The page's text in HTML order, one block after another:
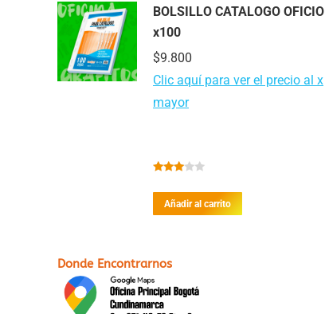
BOLSILLO CATALOGO OFICIO
x100
$9.800
Clic aquí para ver el precio al x
mayor
con
2.82
de 5
Añadir al carrito
Donde Encontrarnos